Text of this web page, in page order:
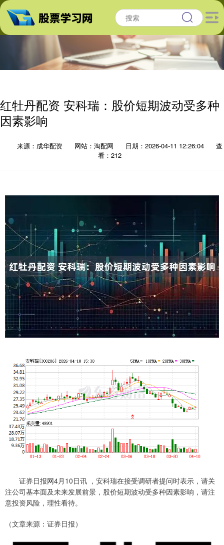
红牡丹配资 安科瑞：股价短期波动受多种
因素影响
来源：成华配资 网站：淘配网 日期：2026-04-11 12:26:04
查
看：212
证券日报网4月10日讯 ，安科瑞在接受调研者提问时表示，请关
注公司基本面及未来发展前景，股价短期波动受多种因素影响，请注
意投资风险，理性看待。
（文章来源：证券日报）